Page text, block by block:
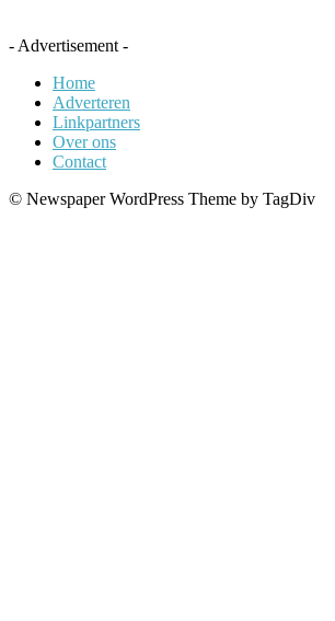
- Advertisement -
Home
Adverteren
Linkpartners
Over ons
Contact
© Newspaper WordPress Theme by TagDiv